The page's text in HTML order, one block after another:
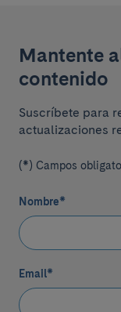
Mantente
contenido
Suscríbete para
actualizaciones
(*) Campos
Nombre*
Email*